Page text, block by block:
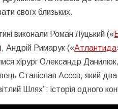
своїх близьких.
виконали Роман Луцький («
Андрій Римарук («Атлантида
хірург Олександр
Станіслав Асєєв, який
Шлях”: історія одного